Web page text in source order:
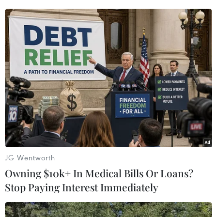
#Vẽ tranh thiếu nhi
#Biển đảo Tổ quốc ta
#Tuổi trẻ vì biển
Anh
JG Wentworth
Owning $10k+ In Medical Bills Or Loans?
Stop Paying Interest Immediately